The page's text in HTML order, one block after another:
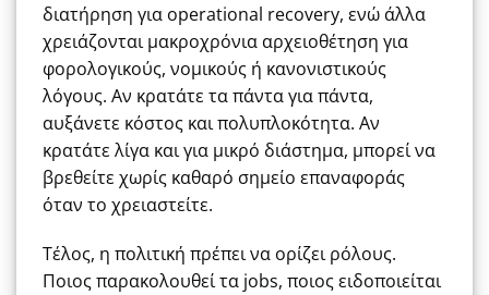
διατήρηση για operational recovery, ενώ άλλα
χρειάζονται μακροχρόνια αρχειοθέτηση για
φορολογικούς, νομικούς ή κανονιστικούς
λόγους. Αν κρατάτε τα πάντα για πάντα,
αυξάνετε κόστος και πολυπλοκότητα. Αν
κρατάτε λίγα και για μικρό διάστημα, μπορεί να
βρεθείτε χωρίς καθαρό σημείο επαναφοράς
όταν το χρειαστείτε.
Τέλος, η πολιτική πρέπει να ορίζει ρόλους.
Ποιος παρακολουθεί τα jobs, ποιος ειδοποιείται